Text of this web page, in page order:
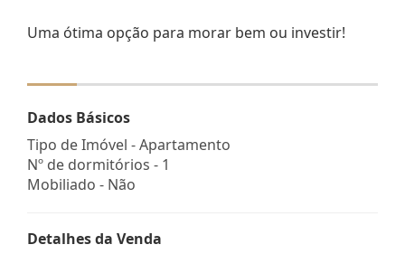
Uma ótima opção para morar bem ou investir!
Dados Básicos
Tipo de Imóvel - Apartamento
Nº de dormitórios - 1
Mobiliado - Não
Detalhes da Venda